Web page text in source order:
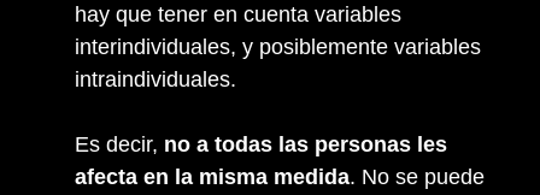
hay que tener en cuenta variables
interindividuales, y posiblemente variables
intraindividuales.
Es decir, no a todas las personas les
afecta en la misma medida. No se puede